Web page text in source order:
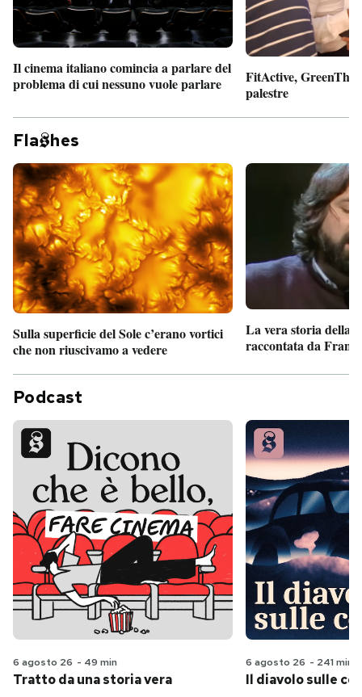
Il cinema italiano comincia a parlare del
problema di cui nessuno vuole parlare
FitActive,
palestre
Fla hes
Sulla superficie del Sole c’erano vortici
che non riuscivamo a vedere
La vera storia della
raccontata da
Podcast
6 agosto 26 - 49 min
Tratto da una storia vera
6 agosto 26 - 241 min
Il diavolo sulle